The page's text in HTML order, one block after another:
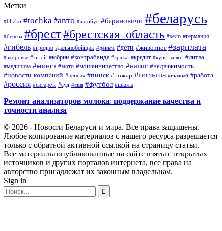
Метки
#blizko #tochka #авто #автобус #барановичи #беларусь
#берёза #брест#брестская_область #вело #германия
#гибель #гродно #дальнобойщик #деньга #дети #животное #зарплата
#здоровье #китай #кобрин #контрабанда #кража #кредит #курс_валют #литва
#медицина #минск #мото #мошенничество #налог #недвижимость
#новости компаний #пенсия #пинск #пожар #польша #пьяный #работа
#россия #сигарета #суд #сша #футбол #школа
Ремонт анализаторов молока: поддержание качества и
точности анализа
© 2026 - Новости Беларуси и мира. Все права защищены.
Любое копирование материалов с нашего ресурса разрешается
только с обратной активной ссылкой на страницу статьи.
Все материалы опубликованные на сайте взяты с открытых
источников и других порталов интернета, все права на
авторство принадлежат их законным владельцам.
Sign in